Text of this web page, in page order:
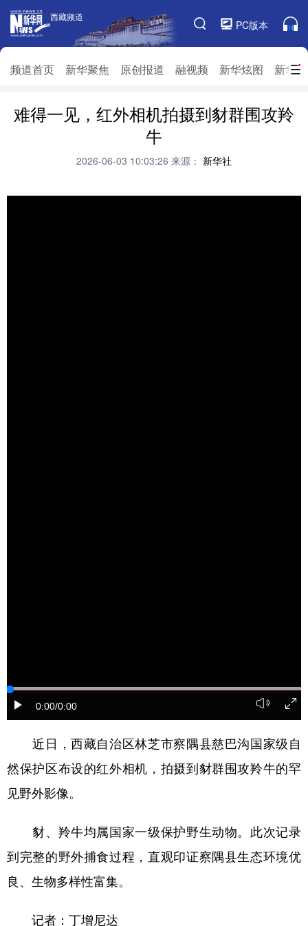
西藏频道
PC版本
频道首页 新华聚焦 原创报道 融视频 新华炫图 新华
西藏频道
频道栏目
频道首页 新华聚焦 原创报道
融视频
生态西藏 文化旅游
推广信息
难得一见，红外相机拍摄到豺群围攻羚
牛
2026-06-03 10:03:26 来源： 新华社
0:00/0:00
近日，西藏自治区林芝市察隅县慈巴沟国家级自
然保护区布设的红外相机，拍摄到豺群围攻羚牛的罕
见野外影像。
豺、羚牛均属国家一级保护野生动物。此次记录
到完整的野外捕食过程，直观印证察隅县生态环境优
良、生物多样性富集。
记者：丁增尼达